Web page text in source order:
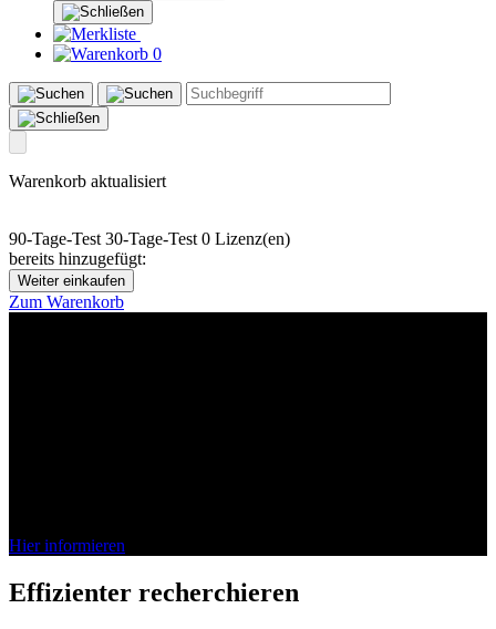
0
Warenkorb aktualisiert
90-Tage-Test 30-Tage-Test 0 Lizenz(en)
bereits hinzugefügt:
Weiter einkaufen
Zum Warenkorb
Hier informieren
Effizienter recherchieren